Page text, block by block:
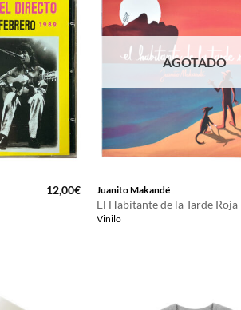
12,00€
AGOTADO
Juanito Makandé
El Habitante de la Tarde Roja
Vinilo